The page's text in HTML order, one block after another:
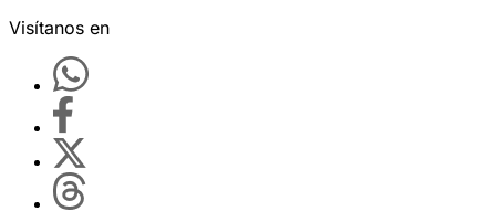
Visítanos en